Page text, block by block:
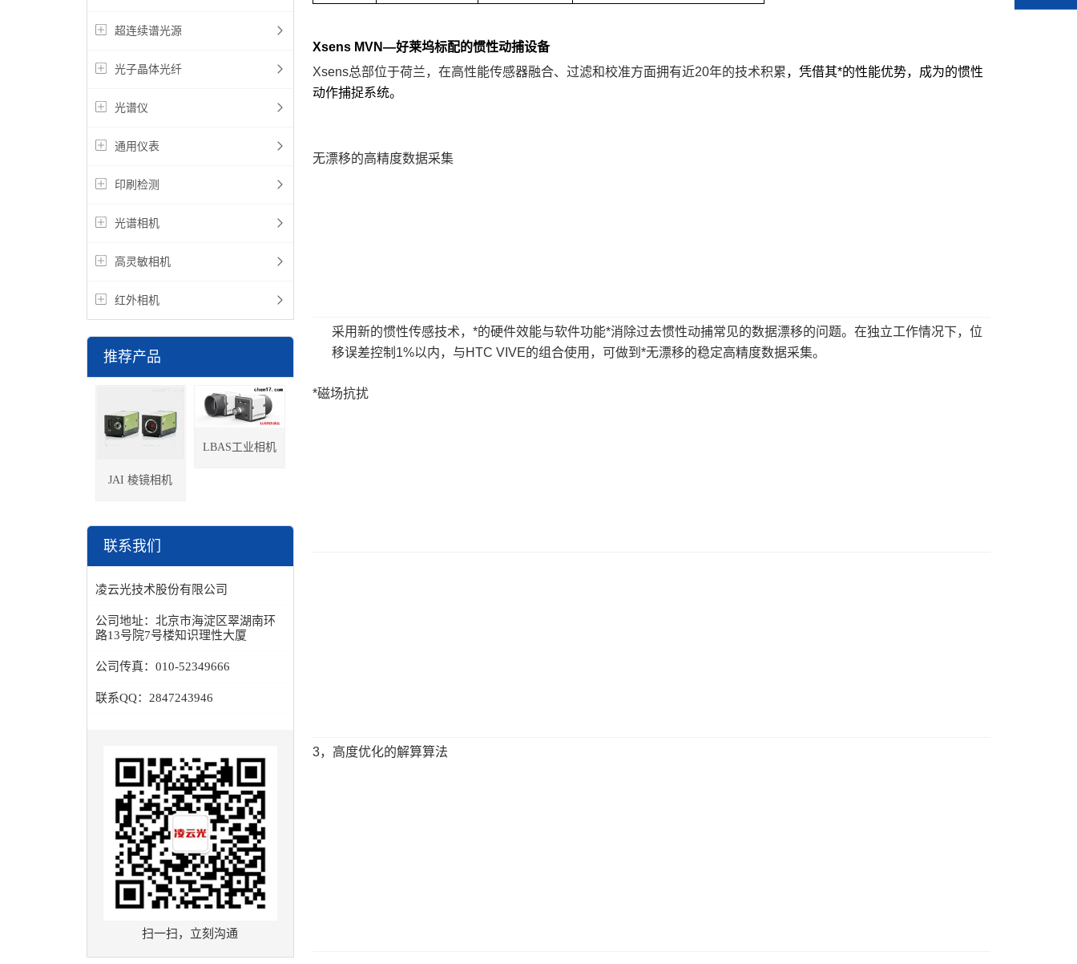
超连续谱光源
光子晶体光纤
光谱仪
通用仪表
印刷检测
光谱相机
高灵敏相机
红外相机
推荐产品
JAI 棱镜相机
LBAS工业相机
联系我们
凌云光技术股份有限公司
公司地址： 北京市海淀区翠湖南环
路13号院7号楼知识理性大厦
公司传真： 010-52349666
联系QQ： 2847243946
扫一扫，立刻沟通
Xsens MVN—好莱坞标配的惯性动捕设备
Xsens总部位于荷兰，在高性能传感器融合、过滤和校准方面拥有近20年的技术积累，凭借其*的性能优势，成为的惯性
动作捕捉系统。
无漂移的高精度数据采集
采用新的惯性传感技术，*的硬件效能与软件功能*消除过去惯性动捕常见的数据漂移的问题。在独立工作情况下，位
移误差控制1%以内，与HTC VIVE的组合使用，可做到*无漂移的稳定高精度数据采集。
*磁场抗扰
3，高度优化的解算算法